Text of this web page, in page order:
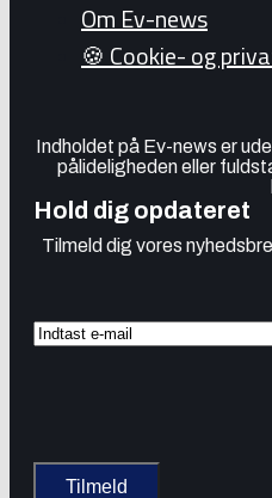
Om Ev-news
🍪 Cookie- og
Indholdet på Ev-news er
pålideligheden eller
Hold dig opdateret
Tilmeld dig vores